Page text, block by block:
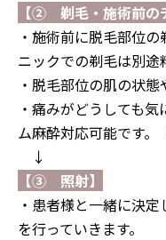
【② 剃毛・施術前の
・施術前に脱毛部位
ニックでの剃毛は別途
・脱毛部位の肌の状態
・痛みがどうしても
ム麻酔対応可能です。
↓
【③ 照射】
・ 患者様と一緒に決
を行っていきます。